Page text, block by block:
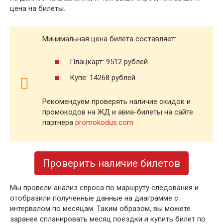
цена на билеты.
Минимальная цена билета составляет:
Плацкарт: 9512 рублей.
Купе: 14268 рублей.
Рекомендуем проверять наличие скидок и
промокодов на ЖД и авиа-билеты на сайте
партнера promokodus.com
Проверить наличие билетов
Мы провели анализ спроса по маршруту следования и
отобразили полученные данные на диаграмме с
интервалом по месяцам. Таким образом, вы можете
заранее спланировать месяц поездки и купить билет по